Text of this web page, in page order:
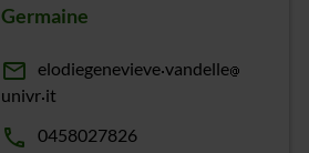
Germaine
email elodiegenevieve vandelle
univr it
phone 0458027826